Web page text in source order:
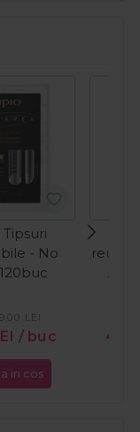
- No
/ buc
LEI
in cos